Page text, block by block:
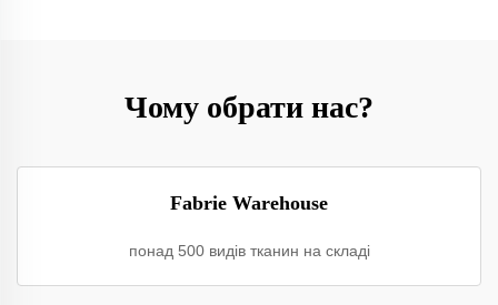
Чому обрати нас?
Fabrie Warehouse
понад 500 видів тканин на складі